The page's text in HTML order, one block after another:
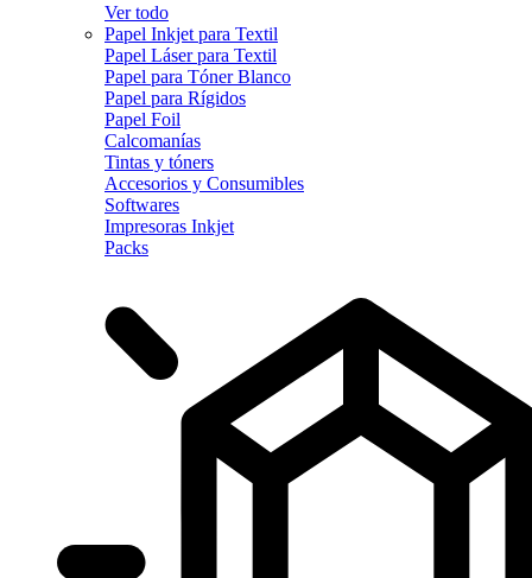
Ver todo
Papel Inkjet para Textil
Papel Láser para Textil
Papel para Tóner Blanco
Papel para Rígidos
Papel Foil
Calcomanías
Tintas y tóners
Accesorios y Consumibles
Softwares
Impresoras Inkjet
Packs